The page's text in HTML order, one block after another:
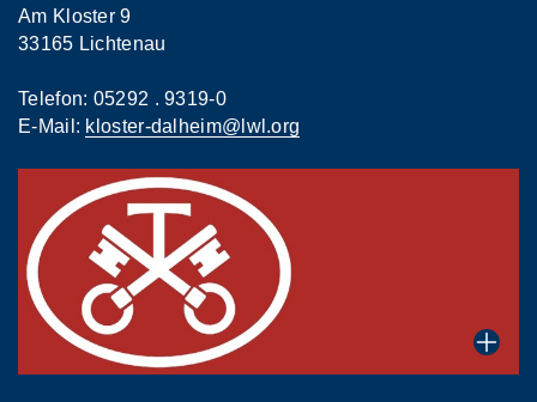
Am Kloster 9
33165 Lichtenau
Telefon: 05292 . 9319-0
E-Mail: kloster-dalheim@lwl.org